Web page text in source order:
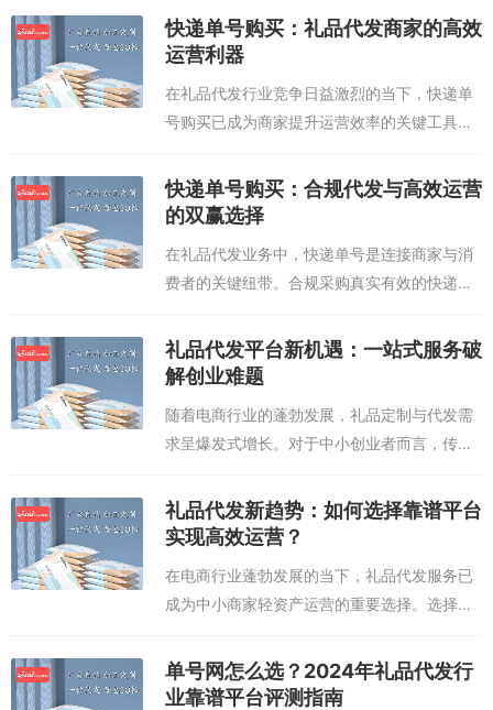
合上游供应链资源，实现从选品、设计到仓
储、物流的全链路服务，有效降低企业运营...
快递单号购买：礼品代发商家的高效
运营利器
在礼品代发行业竞争日益激烈的当下，快递单
号购买已成为商家提升运营效率的关键工具。
通过正规合规的快递单号购买渠道，商家可有
效降低物流成本，优化订单处理流程，为客户
提供更优质的服务体验。选择可靠的快递单
快递单号购买：合规代发与高效运营
的双赢选择
在礼品代发业务中，快递单号是连接商家与消
费者的关键纽带。合规采购真实有效的快递单
号，不仅能避免物流信息缺失导致的售后纠
纷，更能通过统一规范的物流轨迹提升客户体
验，从而增强品牌口碑与复购率。选择正规的
礼品代发平台新机遇：一站式服务破
解创业难题
随着电商行业的蓬勃发展，礼品定制与代发需
求呈爆发式增长。对于中小创业者而言，传统
礼品采购面临库存积压、物流成本高、品类更
新慢等痛点，而专业礼品代发平台正成为破局
关键。领先的礼品代发平台通过深度整合全
礼品代发新趋势：如何选择靠谱平台
实现高效运营？
在电商行业蓬勃发展的当下，礼品代发服务已
成为中小商家轻资产运营的重要选择。选择一
个靠谱的礼品代发平台，不仅能降低库存压
力，更能借助专业供应链体系实现快速发货与
精准服务。优质礼品代发平台通常具备三大核
单号网怎么选？2024年礼品代发行
业靠谱平台评测指南